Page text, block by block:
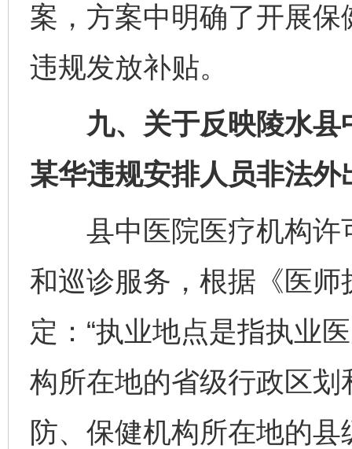
案，方案中明确了开展
违规发放补贴。
九、关于反映陵水县
某华违规安排人员非法外
县中医院医疗机构许
和巡诊服务，根据《医
定：“执业地点是指执业
构所在地的省级行政区
防、保健机构所在地的